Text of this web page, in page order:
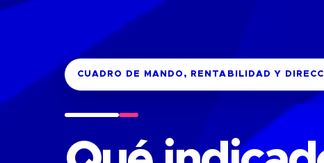
CUADRO DE MANDO, RENTABILIDAD Y